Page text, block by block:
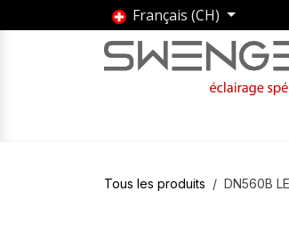
Se rendre au contenu
Français (CH)
Tous les produits DN560B